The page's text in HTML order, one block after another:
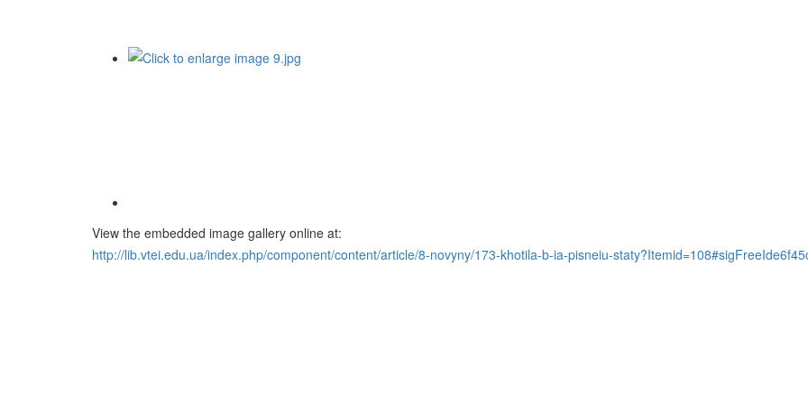
View the embedded image gallery online at:
http://lib.vtei.edu.ua/index.php/component/content/article/8-novyny/173-khotila-b-ia-pisneiu-